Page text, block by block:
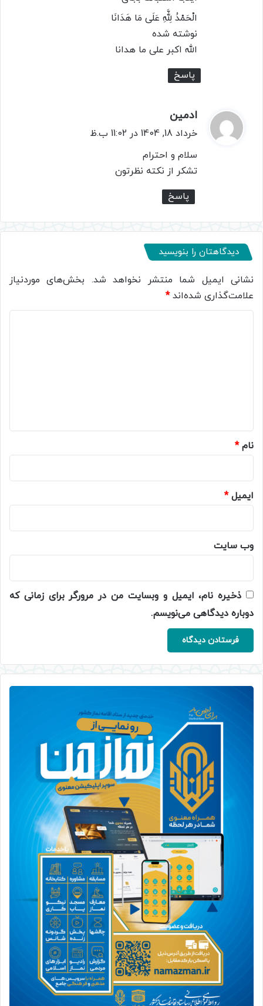
الْحَمْدُ لِلَّهِ عَلَى مَا هَدَانَا
نوشته شده
الله اکبر علی ما هدانا
پاسخ
ادمین
ف خرداد 18, 1404 در 11:02 ب.ظ
سلام و احترام
تشکر از نکته نظرتون
پاسخ
دیدگاهتان را بنویسید
نشانی ایمیل شما منتشر نخواهد شد. بخش‌های موردنیاز
علامت‌گذاری شده‌اند*
نام*
ایمیل*
وب‌ سایت
ذخیره نام، ایمیل و وبسایت من در مرورگر برای زمانی که
دوباره دیدگاهی می‌نویسم.